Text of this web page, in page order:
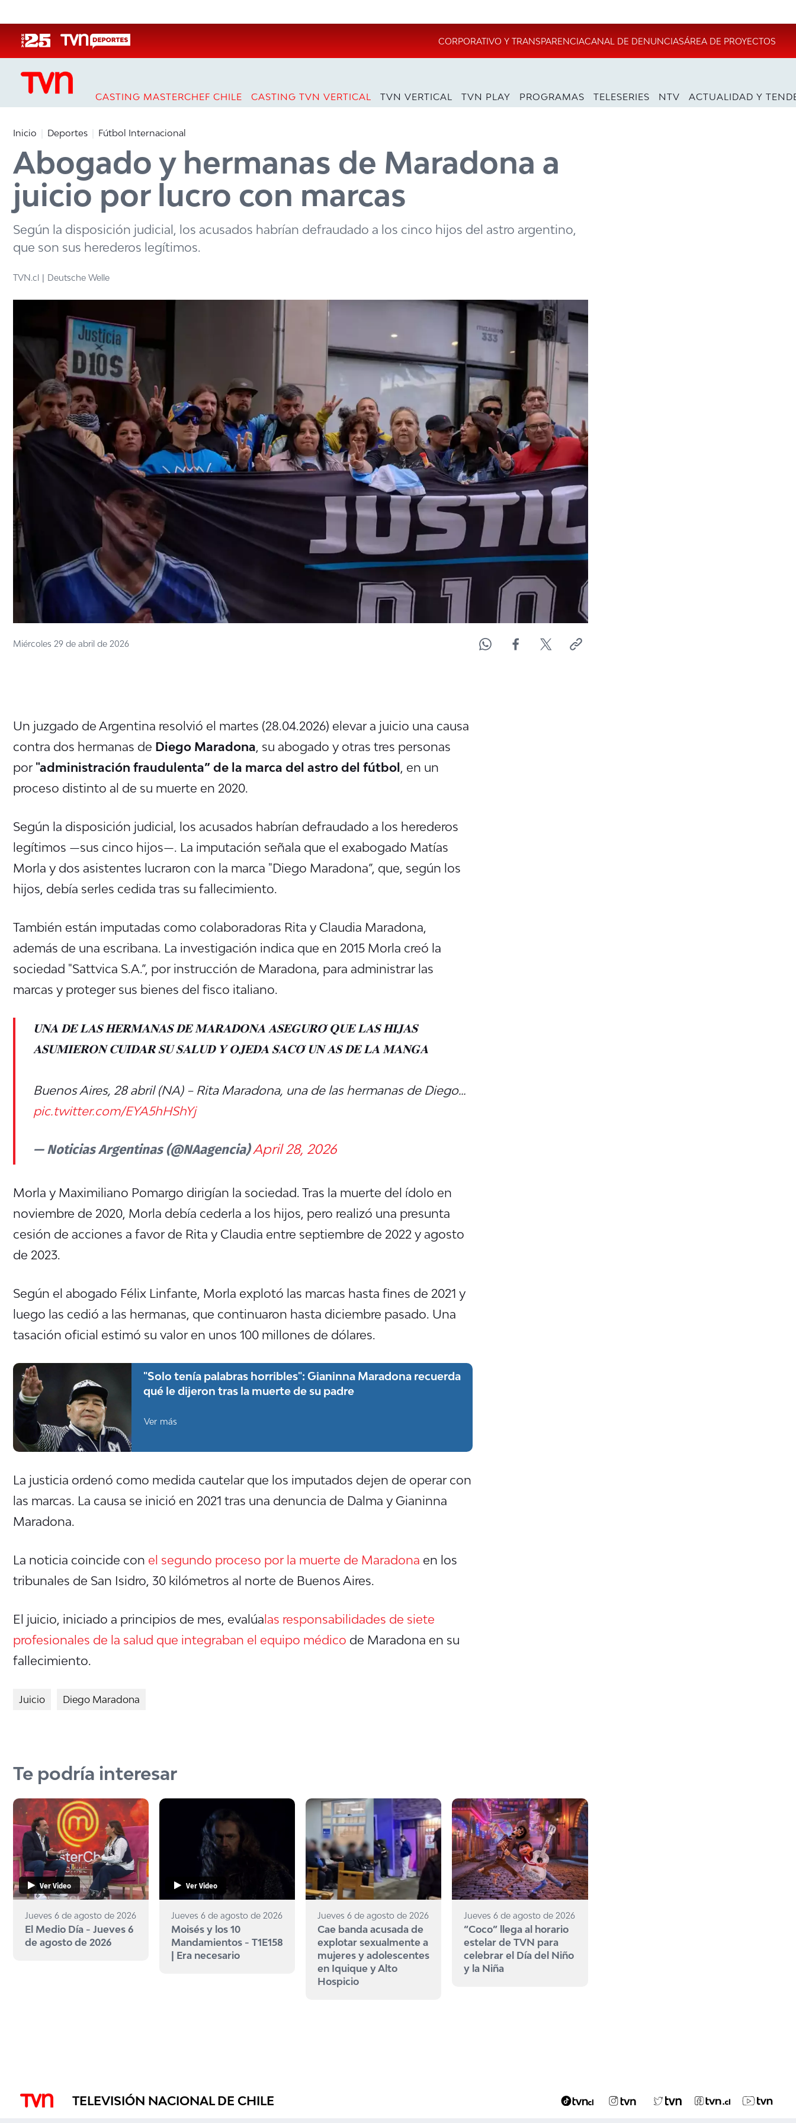
CORPORATIVO Y TRANSPARENCIACANAL DE DENUNCIASÁREA DE PROYECTOS
CASTING MASTERCHEF CHILE CASTING TVN VERTICAL TVN VERTICAL TVN PLAY PROGRAMAS TELESERIES NTV ACTUALIDAD Y
Inicio Deportes Fútbol Internacional
Abogado y hermanas de Maradona a
juicio por lucro con marcas
Según la disposición judicial, los acusados habrían defraudado a los cinco hijos del astro argentino,
que son sus herederos legítimos.
TVN.cl Deutsche Welle
Miércoles 29 de abril de 2026
Un juzgado de Argentina resolvió el martes (28.04.2026) elevar a juicio una causa
contra dos hermanas de Diego Maradona , su abogado y otras tres personas
por "administración fraudulenta” de la marca del astro del fútbol , en un
proceso distinto al de su muerte en 2020.
Según la disposición judicial, los acusados habrían defraudado a los herederos
legítimos —sus cinco hijos—. La imputación señala que el exabogado Matías
Morla y dos asistentes lucraron con la marca "Diego Maradona”, que, según los
hijos, debía serles cedida tras su fallecimiento.
También están imputadas como colaboradoras Rita y Claudia Maradona,
además de una escribana. La investigación indica que en 2015 Morla creó la
sociedad "Sattvica S.A.”, por instrucción de Maradona, para administrar las
marcas y proteger sus bienes del fisco italiano.
𝐔𝐍𝐀 𝐃𝐄 𝐋𝐀𝐒 𝐇𝐄𝐑𝐌𝐀𝐍𝐀𝐒 𝐃𝐄 𝐌𝐀𝐑𝐀𝐃𝐎𝐍𝐀 𝐀𝐒𝐄𝐆𝐔𝐑𝐎́ 𝐐𝐔𝐄 𝐋𝐀𝐒 𝐇𝐈𝐉𝐀𝐒
𝐀𝐒𝐔𝐌𝐈𝐄𝐑𝐎𝐍 𝐂𝐔𝐈𝐃𝐀𝐑 𝐒𝐔 𝐒𝐀𝐋𝐔𝐃 𝐘 𝐎𝐉𝐄𝐃𝐀 𝐒𝐀𝐂𝐎́ 𝐔𝐍 𝐀𝐒 𝐃𝐄 𝐋𝐀 𝐌𝐀𝐍𝐆𝐀
Buenos Aires, 28 abril (NA) – Rita Maradona, una de las hermanas de Diego…
pic.twitter.com/EYA5hHShYj
— Noticias Argentinas (@NAagencia)April 28, 2026
Morla y Maximiliano Pomargo dirigían la sociedad. Tras la muerte del ídolo en
noviembre de 2020, Morla debía cederla a los hijos, pero realizó una presunta
cesión de acciones a favor de Rita y Claudia entre septiembre de 2022 y agosto
de 2023.
Según el abogado Félix Linfante, Morla explotó las marcas hasta fines de 2021 y
luego las cedió a las hermanas, que continuaron hasta diciembre pasado. Una
tasación oficial estimó su valor en unos 100 millones de dólares.
"Solo tenía palabras horribles": Gianinna Maradona recuerda
qué le dijeron tras la muerte de su padre
Ver más
La justicia ordenó como medida cautelar que los imputados dejen de operar con
las marcas. La causa se inició en 2021 tras una denuncia de Dalma y Gianinna
Maradona.
La noticia coincide con el segundo proceso por la muerte de Maradona en los
tribunales de San Isidro, 30 kilómetros al norte de Buenos Aires.
El juicio, iniciado a principios de mes, evalúalas responsabilidades de siete
profesionales de la salud que integraban el equipo médico de Maradona en su
fallecimiento.
Juicio Diego Maradona
Te podría interesar
Ver Video
Jueves 6 de agosto de 2026
El Medio Día - Jueves 6
de agosto de 2026
Ver Video
Jueves 6 de agosto de 2026
Moisés y los 10
Mandamientos - T1E158
| Era necesario
Jueves 6 de agosto de 2026
Cae banda acusada de
explotar sexualmente a
mujeres y adolescentes
en Iquique y Alto
Hospicio
Jueves 6 de agosto de 2026
“Coco” llega al horario
estelar de TVN para
celebrar el Día del Niño
y la Niña
TELEVISIÓN NACIONAL DE CHILE